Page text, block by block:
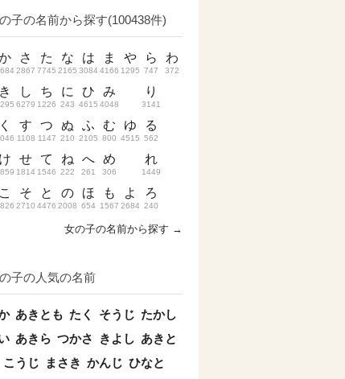
子の名前から探す(100438件)
き
く
け
こ
さ
2867
し
6279
す
1108
せ
1814
そ
2710
た
7745
ち
1226
つ
1147
て
1546
と
4476
な
2165
に
243
ぬ
210
ね
222
の
2008
は
3084
ひ
4615
ふ
2105
へ
261
ほ
654
ま
4166
み
4048
む
800
め
306
も
1567
や
1295
ゆ
4515
よ
2684
ら
747
り
3141
る
562
れ
1449
ろ
240
わ
372
女の子の名前から探す →
子の人気の名前
あきとも たく そうじ たかし
あきら つかさ きよし あきと
こうじ まさき かんじ ひなと